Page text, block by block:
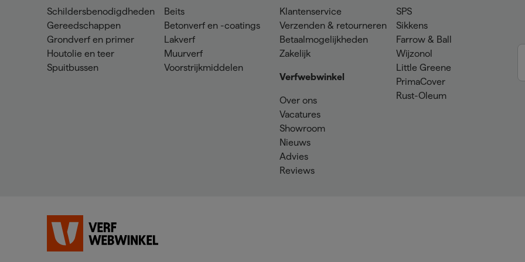
Schildersbenodigdheden
Gereedschappen
Grondverf en primer
Houtolie en teer
Spuitbussen
Beits
Betonverf en -coatings
Lakverf
Muurverf
Voorstrijkmiddelen
Klantenservice
Verzenden & retourneren
Betaalmogelijkheden
Zakelijk
Verfwebwinkel
Over ons
Vacatures
Showroom
Nieuws
Advies
Reviews
SPS
Sikkens
Farrow & Ball
Wijzonol
Little Greene
PrimaCover
Rust-Oleum